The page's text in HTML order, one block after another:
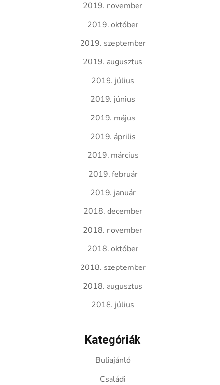
2019. november
2019. október
2019. szeptember
2019. augusztus
2019. július
2019. június
2019. május
2019. április
2019. március
2019. február
2019. január
2018. december
2018. november
2018. október
2018. szeptember
2018. augusztus
2018. július
Kategóriák
Buliajánló
Családi